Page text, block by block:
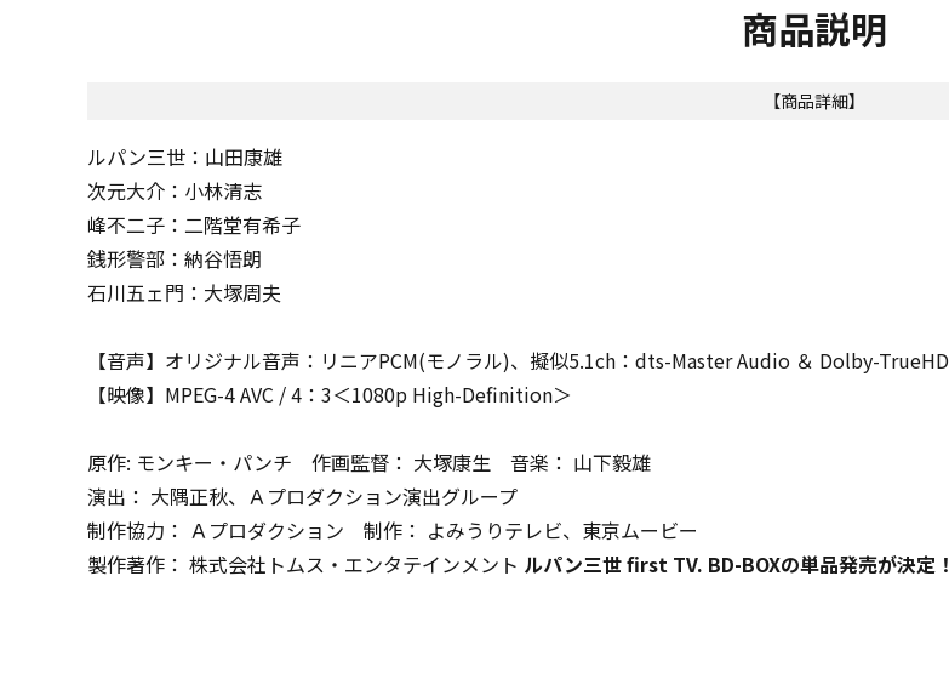
商品説明
【商品詳細】
ルパン三世：山田康雄
次元大介：小林清志
峰不二子：二階堂有希子
銭形警部：納谷悟朗
石川五ェ門：大塚周夫
【音声】オリジナル音声：リニアPCM(モノラル)、擬似5.1ch：dts-Master Audio ＆ Dolby-TrueHD
【映像】MPEG-4 AVC / 4：3＜1080p High-Definition＞
原作: モンキー・パンチ 作画監督： 大塚康生 音楽： 山下毅雄
演出： 大隅正秋、Ａプロダクション演出グループ
制作協力： Ａプロダクション 制作： よみうりテレビ、東京ムービー
製作著作： 株式会社トムス・エンタテインメント ルパン三世 first TV. BD-BOXの単品発売が決定！